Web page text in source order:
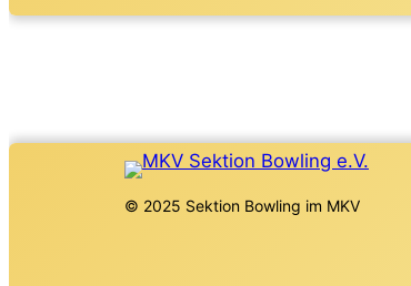
© 2025 Sektion Bowling im MKV